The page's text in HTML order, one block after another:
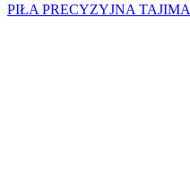
PIŁA PRECYZYJNA TAJIMA